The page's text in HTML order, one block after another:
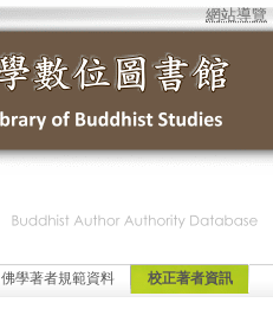
網站導覽
佛學著者規範資料 校正著者資訊